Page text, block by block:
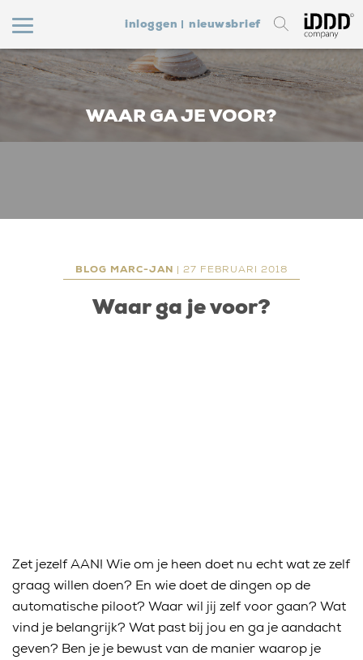
inloggen nieuwsbrief
WAAR GA JE VOOR?
BLOG MARC-JAN | 27 FEBRUARI 2018
Waar ga je voor?
Zet jezelf AAN! Wie om je heen doet nu echt wat ze zelf
graag willen doen? En wie doet de dingen op de
automatische piloot? Waar wil jij zelf voor gaan? Wat
vind je belangrijk? Wat past bij jou en ga je aandacht
geven? Ben je je bewust van de manier waarop je